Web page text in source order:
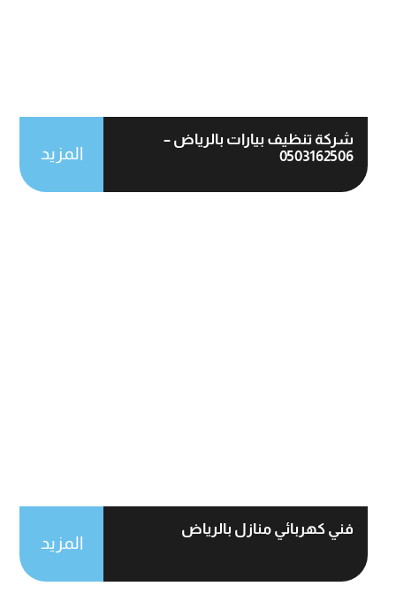
شركة تنظيف بيارات بالرياض –
0503162506
المزيد
فني كهربائي منازل بالرياض
المزيد